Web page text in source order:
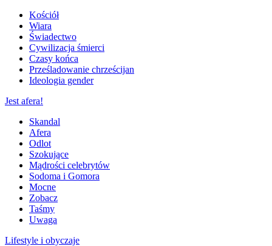
Kościół
Wiara
Świadectwo
Cywilizacja śmierci
Czasy końca
Prześladowanie chrześcijan
Ideologia gender
Jest afera!
Skandal
Afera
Odlot
Szokujące
Mądrości celebrytów
Sodoma i Gomora
Mocne
Zobacz
Taśmy
Uwaga
Lifestyle i obyczaje